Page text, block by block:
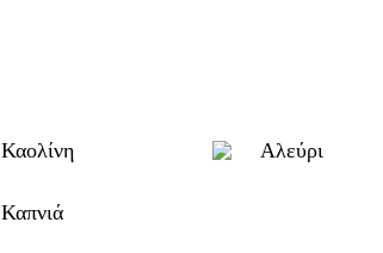
Καολίνη
Αλεύρι
Καπνιά